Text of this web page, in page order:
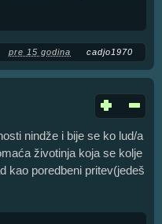
pre 15 godina cadjo1970
nindže i bije se ko lud/a
životinja koja se kolje
kao poredbeni pritev(jedeš